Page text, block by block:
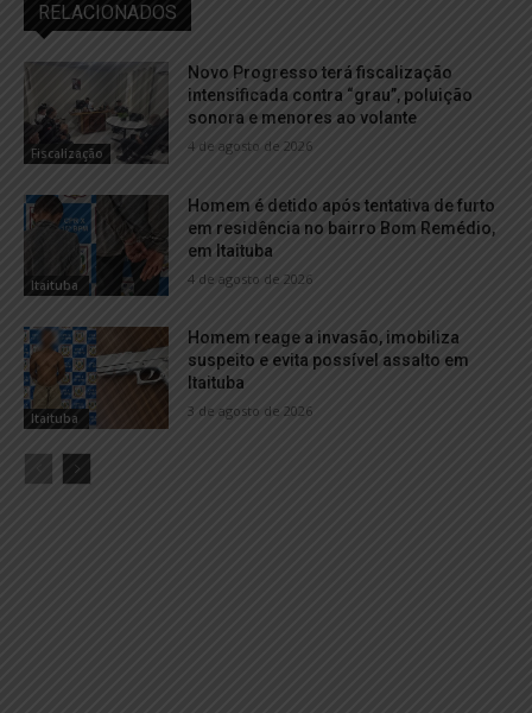
RELACIONADOS
Fiscalização
Novo Progresso terá fiscalização
intensificada contra “grau”, poluição
sonora e menores ao volante
4 de agosto de 2026
Itaituba
Homem é detido após tentativa de furto
em residência no bairro Bom Remédio,
em Itaituba
4 de agosto de 2026
Itaituba
Homem reage a invasão, imobiliza
suspeito e evita possível assalto em
Itaituba
3 de agosto de 2026